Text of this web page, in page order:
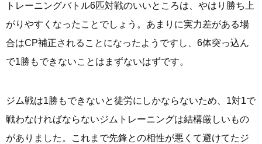
トレーニングバトル6匹対戦のいいところは、やはり勝ち上
がりやすくなったことでしょう。あまりに実力差がある場
合はCP補正されることになったようですし、6体突っ込ん
で1勝もできないことはまずないはずです。
ジム戦は1勝もできないと徒労にしかならないため、1対1で
戦わなければならないジムトレーニングは結構厳しいもの
がありました。これまで先鋒との相性が悪くて避けてたジ